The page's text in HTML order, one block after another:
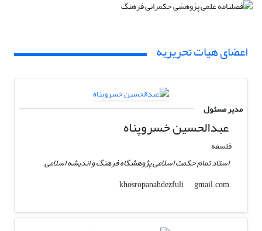
اعضای هیات تحریریه
مدیر مسئول
عبدالحسین خسروپناه
فلسفه
استاد تمام حکمت اسلامی پژوهشگاه فرهنگ و اندیشه اسلامی
khosropanahdezfuli
gmail.com